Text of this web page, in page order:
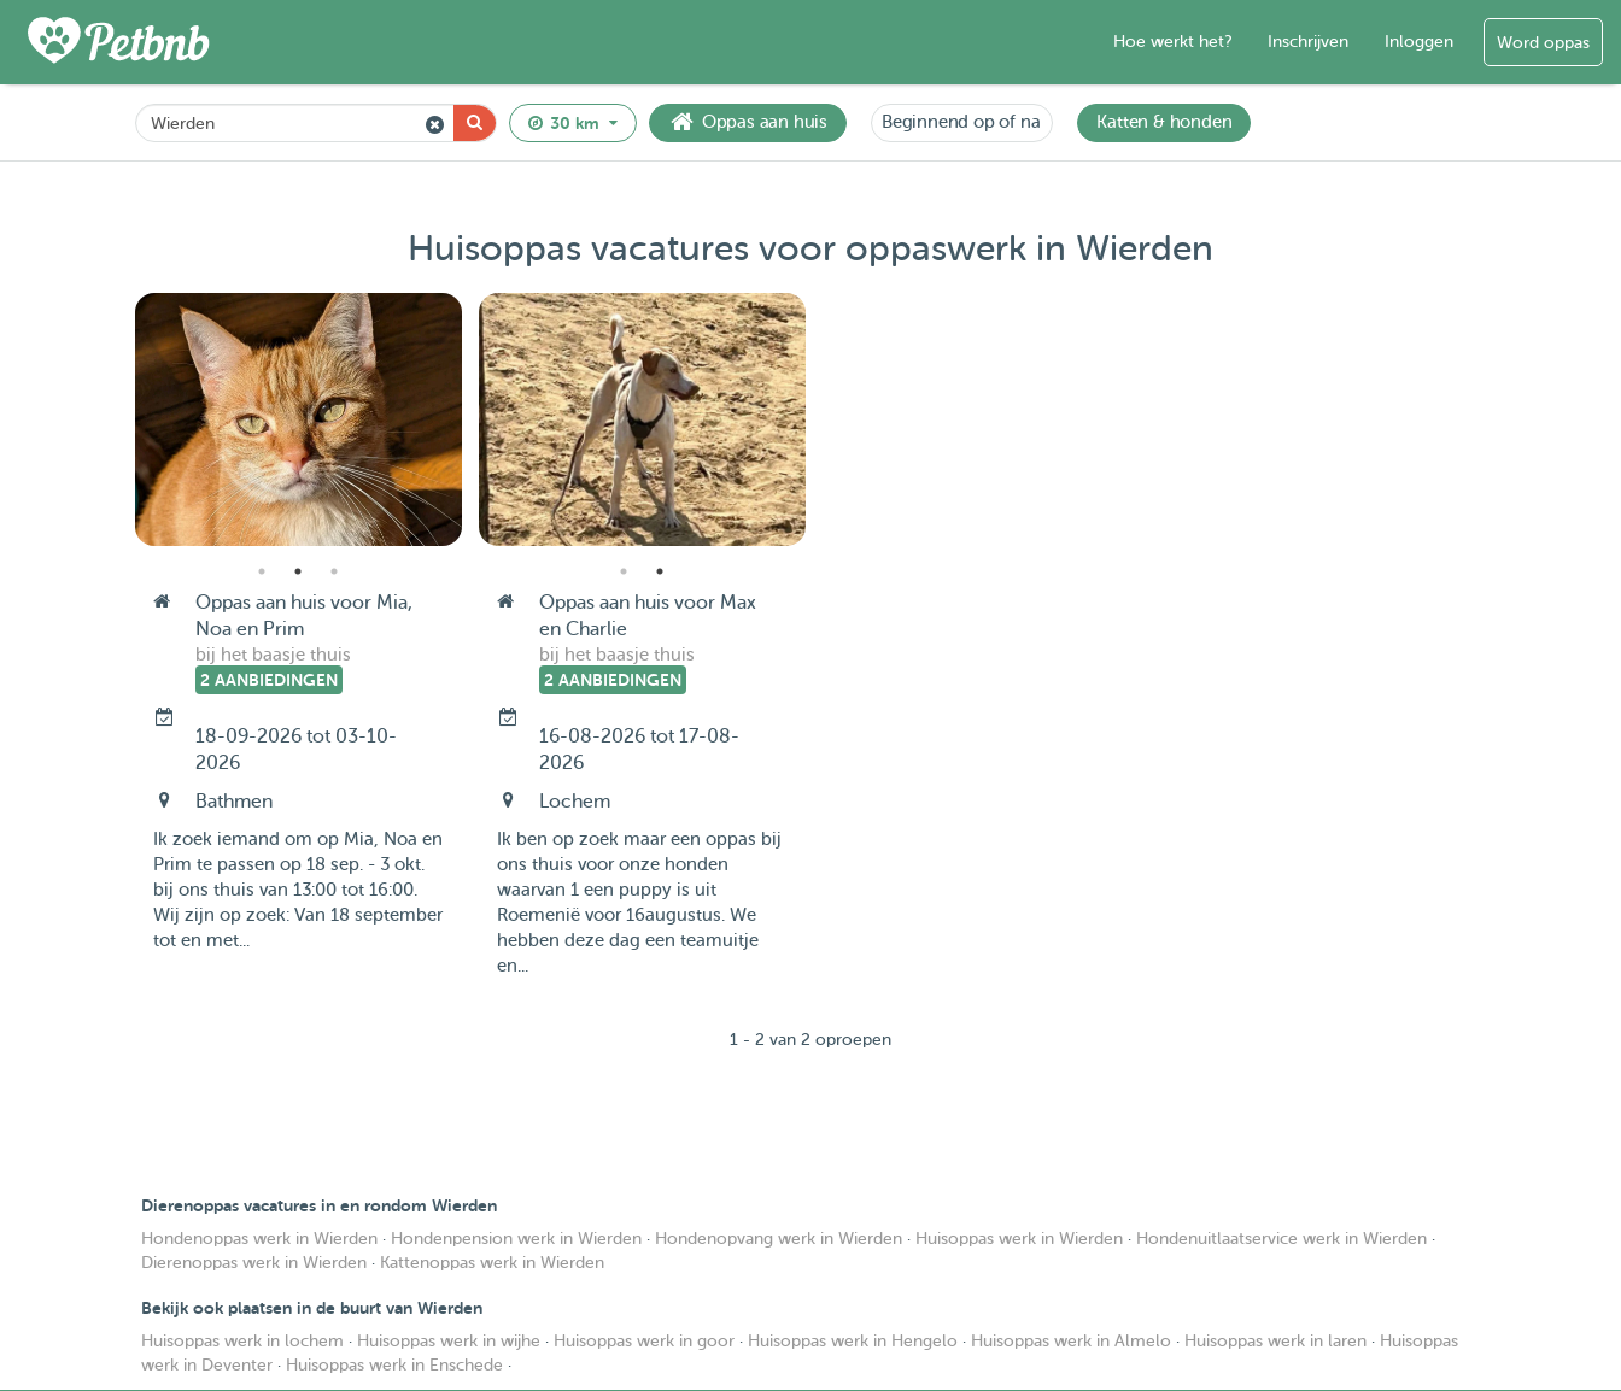
Hoe werkt het? Inschrijven Inloggen Word oppas
30 km Oppas aan huis Beginnend op of na Katten & honden
Huisoppas vacatures voor oppaswerk in Wierden
Oppas aan huis voor Mia,
Noa en Prim
bij het baasje thuis
2 AANBIEDINGEN
18-09-2026 tot 03-10-
2026
Bathmen
Ik zoek iemand om op Mia, Noa en
Prim te passen op 18 sep. - 3 okt.
bij ons thuis van 13:00 tot 16:00.
Wij zijn op zoek: Van 18 september
tot en met...
Oppas aan huis voor Max
en Charlie
bij het baasje thuis
2 AANBIEDINGEN
16-08-2026 tot 17-08-
2026
Lochem
Ik ben op zoek maar een oppas bij
ons thuis voor onze honden
waarvan 1 een puppy is uit
Roemenië voor 16augustus. We
hebben deze dag een teamuitje
en...
1 - 2 van 2 oproepen
Dierenoppas vacatures in en rondom Wierden
Hondenoppas werk in Wierden · Hondenpension werk in Wierden · Hondenopvang werk in Wierden · Huisoppas werk in Wierden · Hondenuitlaatservice werk in Wierden ·
Dierenoppas werk in Wierden · Kattenoppas werk in Wierden
Bekijk ook plaatsen in de buurt van Wierden
Huisoppas werk in lochem · Huisoppas werk in wijhe · Huisoppas werk in goor · Huisoppas werk in Hengelo · Huisoppas werk in Almelo · Huisoppas werk in laren · Huisoppas
werk in Deventer · Huisoppas werk in Enschede ·